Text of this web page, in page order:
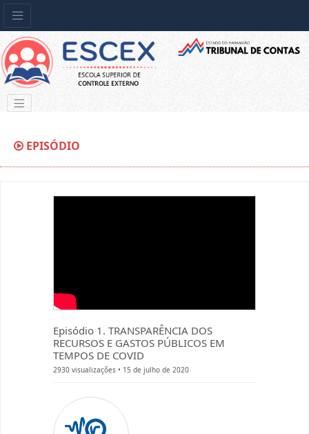
EPISÓDIO
Episódio 1. TRANSPARÊNCIA DOS
RECURSOS E GASTOS PÚBLICOS EM
TEMPOS DE COVID
2930 visualizações • 15 de julho de 2020